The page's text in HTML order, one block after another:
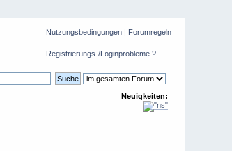
Nutzungsbedingungen| Forumregeln
Registrierungs-/Loginprobleme ?
Neuigkeiten: